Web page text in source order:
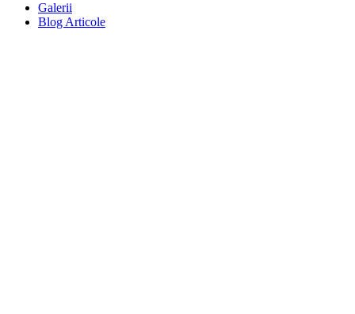
Galerii
Blog Articole